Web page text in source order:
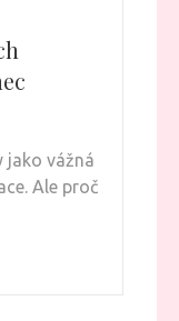
jako vážná
Ale proč